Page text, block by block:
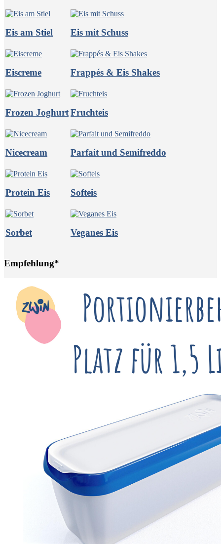
Eis am Stiel Eis mit Schuss
Eiscreme Frappés & Eis Shakes
Frozen JoghurtFruchteis
Nicecream Parfait und Semifreddo
Protein Eis Softeis
Sorbet Veganes Eis
Empfehlung*